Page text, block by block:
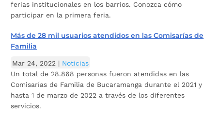
ferias institucionales en los barrios. Conozca cómo
participar en la primera feria.
Más de 28 mil usuarios atendidos en las Comisarías de
Familia
Mar 24, 2022 | Noticias
Un total de 28.868 personas fueron atendidas en las
Comisarías de Familia de Bucaramanga durante el 2021 y
hasta 1 de marzo de 2022 a través de los diferentes
servicios.